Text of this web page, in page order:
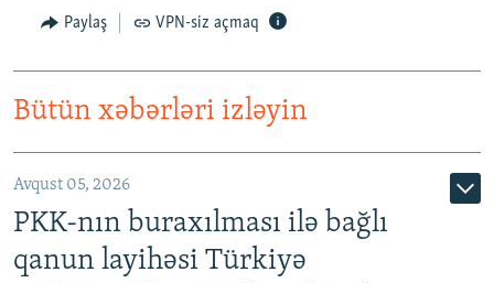
Paylaş VPN-siz açmaq
Bütün xəbərləri izləyin
Avqust 05, 2026
PKK-nın buraxılması ilə bağlı
qanun layihəsi Türkiyə